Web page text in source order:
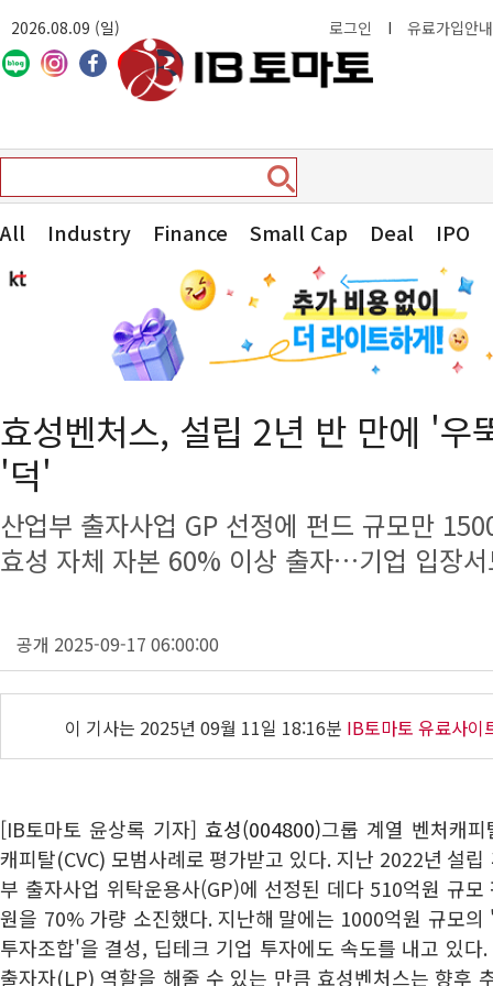
2026.08.09 (일) 로그인 I 유료가입안내
All Industry Finance Small Cap Deal IPO
효성벤처스, 설립 2년 반 만에 '
'덕'
산업부 출자사업 GP 선정에 펀드 규모만
효성 자체 자본 60% 이상 출자…기업 입장
공개 2025-09-17 06:00:00
이 기사는 2025년 09월 11일 18:16분 IB토마토 유료사이
[IB토마토 윤상록 기자] 효성(004800)그룹 계열 벤처캐
캐피탈(CVC) 모범사례로 평가받고 있다. 지난 2022년 설
부 출자사업 위탁운용사(GP)에 선정된 데다 510억원 규모
원을 70% 가량 소진했다. 지난해 말에는 1000억원 규모의
투자조합'을 결성, 딥테크 기업 투자에도 속도를 내고 있다.
출자자(LP) 역할을 해줄 수 있는 만큼 효성벤처스는 향후